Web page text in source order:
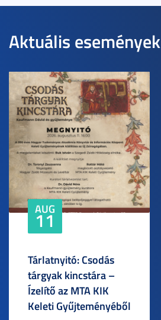
Aktuális események
AUG
11
Tárlatnyitó: Csodás
tárgyak kincstára –
Ízelítő az MTA KIK
Keleti Gyűjteményéből